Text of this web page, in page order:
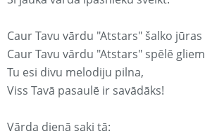
Caur Tavu vārdu "Atstars" šalko jūras
Caur Tavu vārdu "Atstars" spēlē
Tu esi divu melodiju pilna,
Viss Tavā pasaulē ir savādāks!
Vārda dienā saki tā: